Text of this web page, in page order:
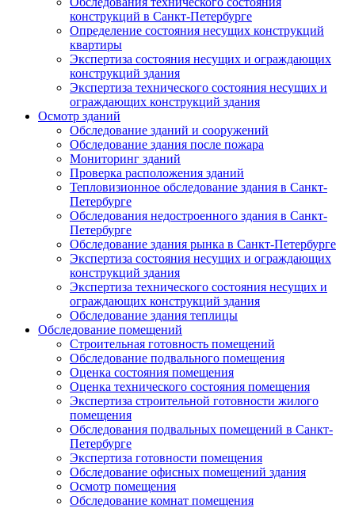
конструкций в Санкт-Петербурге
Определение состояния несущих конструкций
квартиры
Экспертиза состояния несущих и ограждающих
конструкций здания
Экспертиза технического состояния несущих и
ограждающих конструкций здания
Осмотр зданий
Обследование зданий и сооружений
Обследование здания после пожара
Мониторинг зданий
Проверка расположения зданий
Тепловизионное обследование здания в Санкт-
Петербурге
Обследования недостроенного здания в Санкт-
Петербурге
Обследование здания рынка в Санкт-Петербурге
Экспертиза состояния несущих и ограждающих
конструкций здания
Экспертиза технического состояния несущих и
ограждающих конструкций здания
Обследование здания теплицы
Обследование помещений
Строительная готовность помещений
Обследование подвального помещения
Оценка состояния помещения
Оценка технического состояния помещения
Экспертиза строительной готовности жилого
помещения
Обследования подвальных помещений в Санкт-
Петербурге
Экспертиза готовности помещения
Обследование офисных помещений здания
Осмотр помещения
Обследование комнат помещения